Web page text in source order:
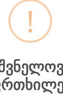
მოლისანი
ქვედა
ტონიკი და
!